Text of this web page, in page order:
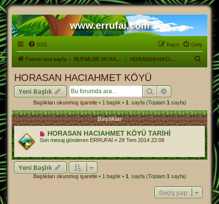
www.errufai.com
SSS Giriş
Kayıt
Forum ana sayfa RUFAİLER VE HAYATLARI HORASAN HACIAHMET KÖYÜ
HORASAN HACIAHMET KÖYÜ
Yeni Başlık Ara Gelişmiş arama
Başlıkları okunmuş işaretle• 1 başlık • 1 . sayfa (Toplam 1 sayfa)
Başlıklar
HORASAN HACIAHMET KÖYÜ TARİHİ
Son mesaj gönderen ERRUFAİ « 29 Tem 2014 22:09
Yeni Başlık
Başlıkları okunmuş işaretle• 1 başlık • 1 . sayfa (Toplam 1 sayfa)
Geçiş yap